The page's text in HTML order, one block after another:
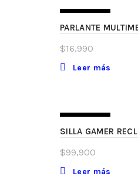
PARLANTE
$16,990
Leer más
SILLA GAMER
$99,900
Leer más